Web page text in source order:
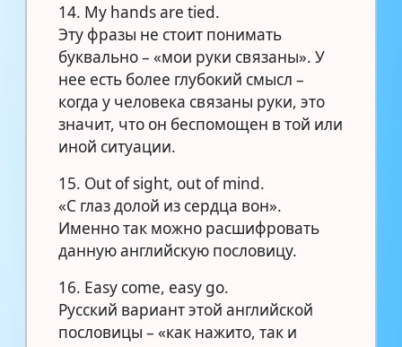
14. My hands are tied.
Эту фразы не стоит понимать
буквально – «мои руки связаны». У
нее есть более глубокий смысл –
когда у человека связаны руки, это
значит, что он беспомощен в той или
иной ситуации.
15. Out of sight, out of mind.
«С глаз долой из сердца вон».
Именно так можно расшифровать
данную английскую пословицу.
16. Easy come, easy go.
Русский вариант этой английской
пословицы – «как нажито, так и